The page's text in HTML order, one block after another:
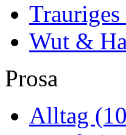
Trauriges
Wut &
Prosa
Alltag